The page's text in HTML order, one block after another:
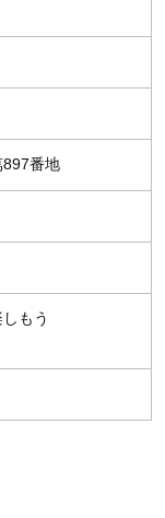
897番地
もう